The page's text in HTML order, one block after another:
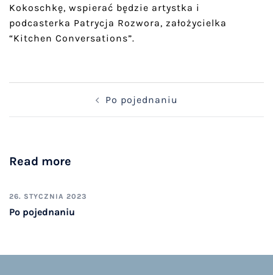
Kokoschkę, wspierać będzie artystka i
podcasterka Patrycja Rozwora, założycielka
“Kitchen Conversations”.
Po pojednaniu
Read more
26. STYCZNIA 2023
Po pojednaniu